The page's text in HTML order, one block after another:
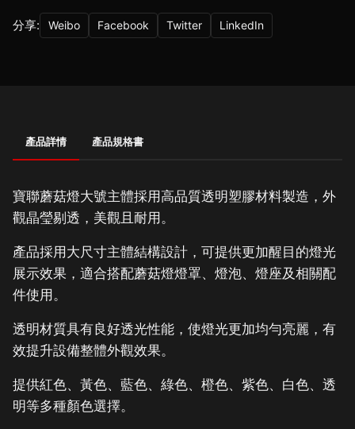
分享: Weibo Facebook Twitter LinkedIn
產品詳情 產品規格書
寶聯蘑菇燈大號主體採用高品質透明塑膠材料製造，外
觀晶瑩剔透，美觀且耐用。
產品採用大尺寸主體結構設計，可提供更加醒目的燈光
展示效果，適合搭配蘑菇燈燈罩、燈泡、燈座及相關配
件使用。
透明材質具有良好透光性能，使燈光更加均勻亮麗，有
效提升設備整體外觀效果。
提供紅色、黃色、藍色、綠色、橙色、紫色、白色、透
明等多種顏色選擇。